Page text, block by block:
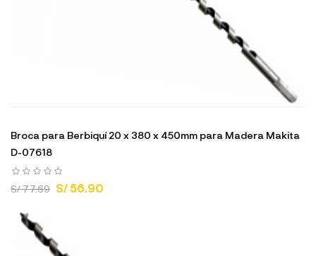
Broca para Berbiquí 20 x 380 x 450mm para Madera Makita
D-07618
S/ 77.69 S/ 56.90